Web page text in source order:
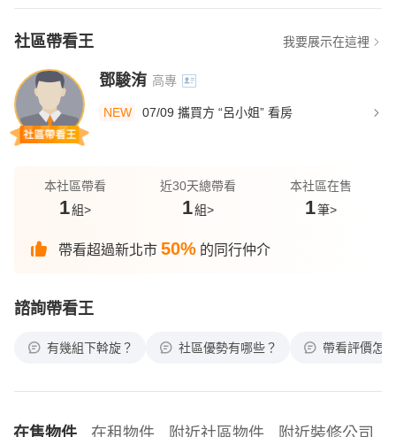
社區帶看王 我要展示在這裡
鄧駿洧 高專
NEW 07/09 攜買方 “呂小姐” 看房
本社區帶看
1組>
近30天總帶看
1組>
本社區在售
1筆>
帶看超過新北市 50% 的同行仲介
諮詢帶看王
有幾組下斡旋？ 社區優勢有哪些？ 帶看評價怎
在售物件 在租物件 附近社區物件 附近裝修公司